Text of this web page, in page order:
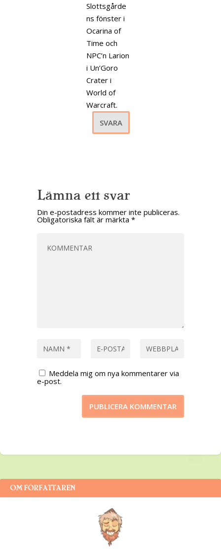
Slottsgårde
ns fönster i
Ocarina of
Time och
NPC’n Larion
i Un’Goro
Crater i
World of
Warcraft.
SVARA
Lämna ett svar
Din e-postadress kommer inte publiceras.
Obligatoriska fält är märkta *
Meddela mig om nya kommentarer via
e-post.
OM FÖRFATTAREN